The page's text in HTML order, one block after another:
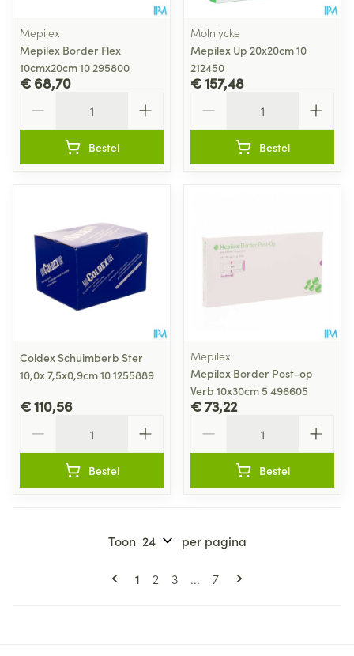
Mepilex
Mepilex Border Flex
10cmx20cm 10 295800
€ 68,70
Bestel
Molnlycke
Mepilex Up 20x20cm 10
212450
€ 157,48
Bestel
Coldex Schuimberb Ster
10,0x 7,5x0,9cm 10 1255889
€ 110,56
Bestel
Mepilex
Mepilex Border Post-op
Verb 10x30cm 5 496605
€ 73,22
Bestel
Pagina's
U lees momenteel pagina
1 Pagina
2 Pagina
3 ... Pagina
7
Toon per pagina